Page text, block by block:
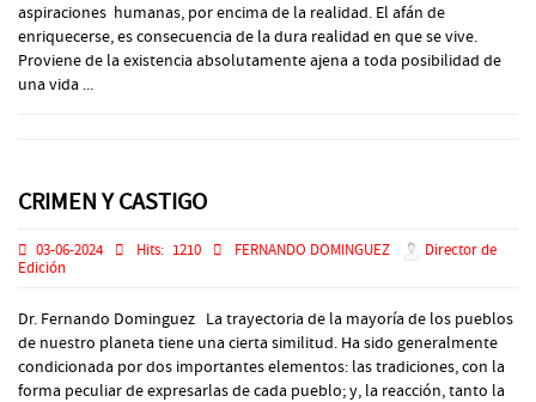
aspiraciones humanas, por encima de la realidad. El afán de
enriquecerse, es consecuencia de la dura realidad en que se vive.
Proviene de la existencia absolutamente ajena a toda posibilidad de
una vida ...
CRIMEN Y CASTIGO
03-06-2024 Hits: 1210 FERNANDO DOMINGUEZ
Director de
Edición
Dr. Fernando Dominguez La trayectoria de la mayoría de los pueblos
de nuestro planeta tiene una cierta similitud. Ha sido generalmente
condicionada por dos importantes elementos: las tradiciones, con la
forma peculiar de expresarlas de cada pueblo; y, la reacción, tanto la